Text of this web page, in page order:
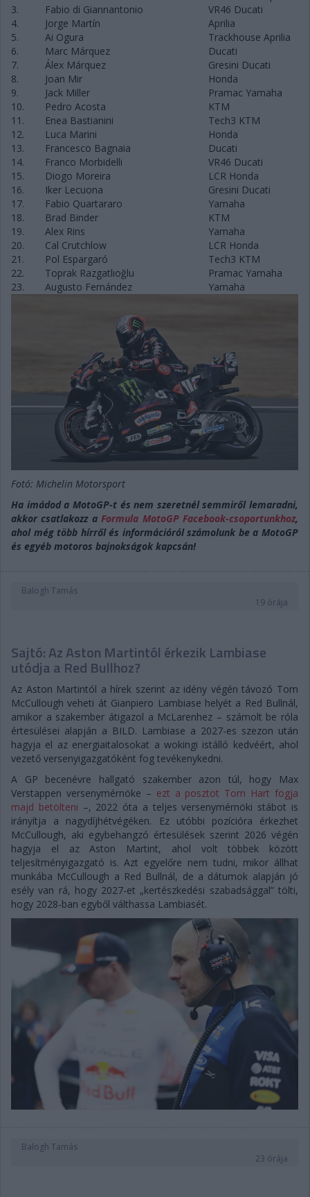
3.
Fabio di Giannantonio
VR46 Ducati
4.
Jorge Martín
Aprilia
5.
Ai Ogura
Trackhouse Aprilia
6.
Marc Márquez
Ducati
7.
Álex Márquez
Gresini Ducati
8.
Joan Mir
Honda
9.
Jack Miller
Pramac Yamaha
10.
Pedro Acosta
KTM
11.
Enea Bastianini
Tech3 KTM
12.
Luca Marini
Honda
13.
Francesco Bagnaia
Ducati
14.
Franco Morbidelli
VR46 Ducati
15.
Diogo Moreira
LCR Honda
16.
Iker Lecuona
Gresini Ducati
17.
Fabio Quartararo
Yamaha
18.
Brad Binder
KTM
19.
Alex Rins
Yamaha
20.
Cal Crutchlow
LCR Honda
21.
Pol Espargaró
Tech3 KTM
22.
Toprak Razgatlıoğlu
Pramac Yamaha
23.
Augusto Fernández Yamaha
Fotó: Michelin Motorsport
Ha imádod a MotoGP-t és nem szeretnél semmiről lemaradni,
akkor csatlakozz a Formula MotoGP Facebook-csoportunkhoz,
ahol még több hírről és információról számolunk be a MotoGP
és egyéb motoros bajnokságok kapcsán!
Balogh Tamás
19 órája
Sajtó: Az Aston Martintól érkezik Lambiase
utódja a Red Bullhoz?
Az Aston Martintól a hírek szerint az idény végén távozó Tom
McCullough veheti át Gianpiero Lambiase helyét a Red Bullnál,
amikor a szakember átigazol a McLarenhez – számolt be róla
értesülései alapján a BILD. Lambiase a 2027-es szezon után
hagyja el az energiaitalosokat a wokingi istálló kedvéért, ahol
vezető versenyigazgatóként fog tevékenykedni.
A GP becenévre hallgató szakember azon túl, hogy Max
Verstappen versenymérnöke – ezt a posztot Tom Hart fogja
majd betölteni –, 2022 óta a teljes versenymérnöki stábot is
irányítja a nagydíjhétvégéken. Ez utóbbi pozícióra érkezhet
McCullough, aki egybehangzó értesülések szerint 2026 végén
hagyja el az Aston Martint, ahol volt többek között
teljesítményigazgató is. Azt egyelőre nem tudni, mikor állhat
munkába McCullough a Red Bullnál, de a dátumok alapján jó
esély van rá, hogy 2027-et „kertészkedési szabadsággal” tölti,
hogy 2028-ban egyből válthassa Lambiasét.
Balogh Tamás
23 órája